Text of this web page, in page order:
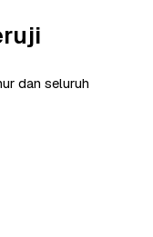
dan seluruh